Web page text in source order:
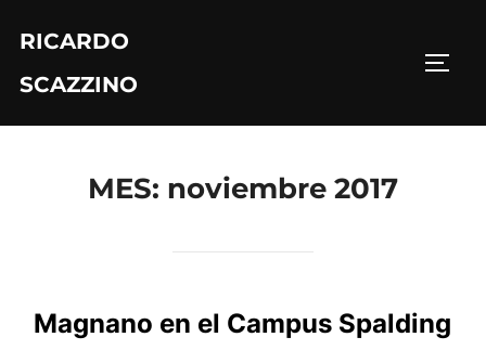
contenido
RICARDO
SCAZZINO
MES: noviembre 2017
Magnano en el Campus Spalding